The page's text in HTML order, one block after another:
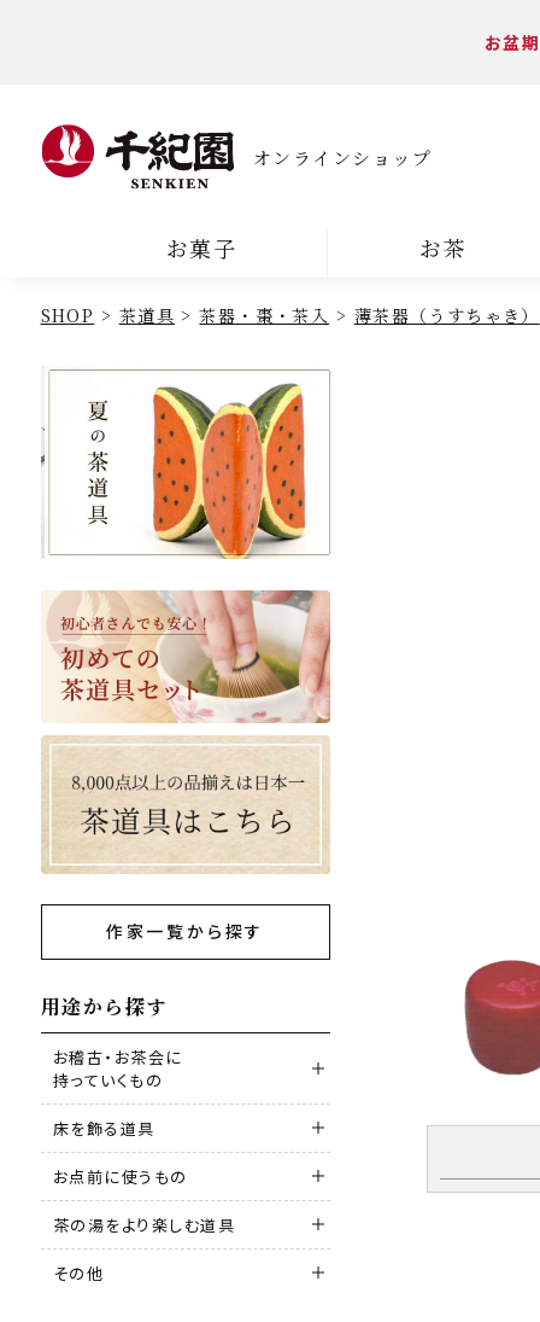
お盆
オンラインショップ
お菓子 お茶
SHOP 茶道具 茶器・棗・茶入 薄茶器（うすちゃき）
作家一覧から探す
用途から探す
お稽古・お茶会に
持っていくもの
床を飾る道具
お点前に使うもの
茶の湯をより楽しむ道具
その他